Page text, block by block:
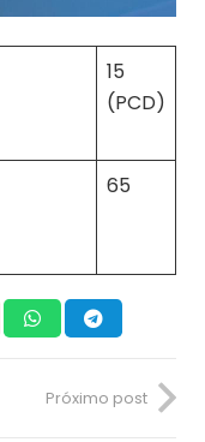
15
(PCD)
65
Próximo post